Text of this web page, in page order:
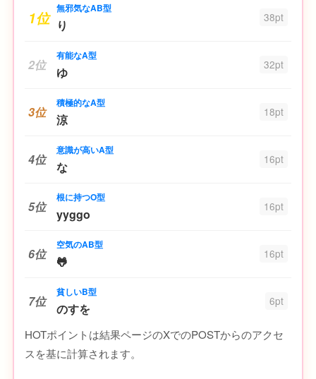
1位 無邪気なAB型
り 38pt
2位
有能なA型
ゆ 32pt
3位
積極的なA型
涼 18pt
4位
意識が高いA型
な 16pt
5位
根に持つO型
yyggo 16pt
6位
空気のAB型
🐸 16pt
7位
貧しいB型
のすを 6pt
HOTポイントは結果ページのXでのPOSTからのアクセ
スを基に計算されます。